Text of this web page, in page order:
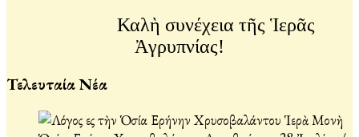
Καλὴ συνέχεια τῆς Ἱερᾶς
Ἀγρυπνίας!
Τελευταία Νέα